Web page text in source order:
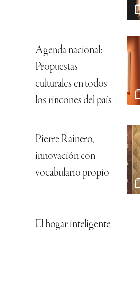
Agenda nacional:
Propuestas
culturales en todos
los rincones del país
Pierre Rainero,
innovación con
vocabulario propio
El hogar inteligente